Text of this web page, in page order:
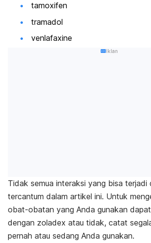
tamoxifen
tramadol
venlafaxine
Iklan
Tidak semua interaksi yang bisa terjadi
tercantum dalam artikel ini. Untuk
obat-obatan yang Anda gunakan
dengan zoladex atau tidak, catat
pernah atau sedang Anda gunakan.